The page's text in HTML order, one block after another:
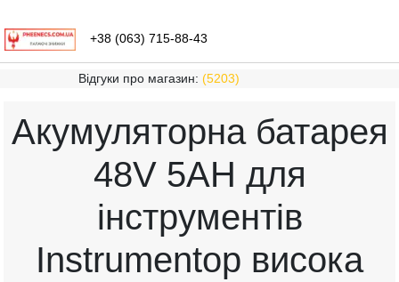
+38 (063) 715-88-43
Відгуки про магазин: (5203)
Акумуляторна батарея
48V 5AH для
інструментів
Instrumentop висока